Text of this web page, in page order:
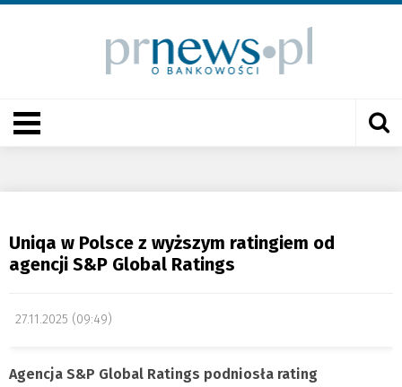
Uniqa w Polsce z wyższym ratingiem od
agencji S&P Global Ratings
27.11.2025 (09:49)
Agencja S&P Global Ratings podniosła rating